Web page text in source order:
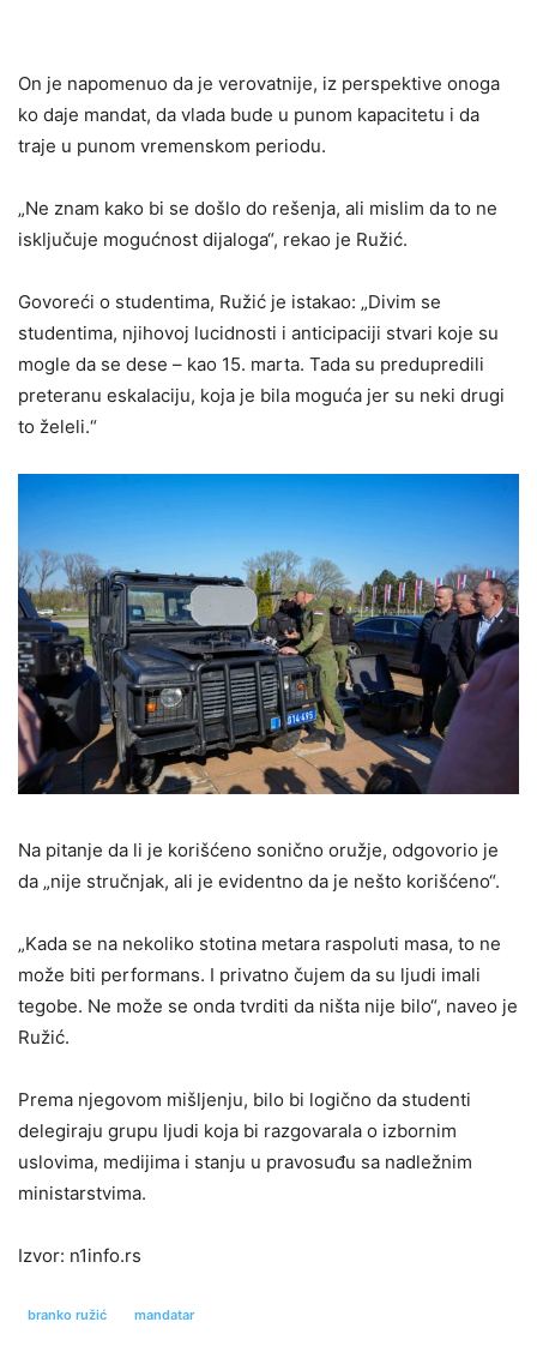
On je napomenuo da je verovatnije, iz perspektive onoga
ko daje mandat, da vlada bude u punom kapacitetu i da
traje u punom vremenskom periodu.
„Ne znam kako bi se došlo do rešenja, ali mislim da to ne
isključuje mogućnost dijaloga“, rekao je Ružić.
Govoreći o studentima, Ružić je istakao: „Divim se
studentima, njihovoj lucidnosti i anticipaciji stvari koje su
mogle da se dese – kao 15. marta. Tada su predupredili
preteranu eskalaciju, koja je bila moguća jer su neki drugi
to želeli.“
Na pitanje da li je korišćeno sonično oružje, odgovorio je
da „nije stručnjak, ali je evidentno da je nešto korišćeno“.
„Kada se na nekoliko stotina metara raspoluti masa, to ne
može biti performans. I privatno čujem da su ljudi imali
tegobe. Ne može se onda tvrditi da ništa nije bilo“, naveo je
Ružić.
Prema njegovom mišljenju, bilo bi logično da studenti
delegiraju grupu ljudi koja bi razgovarala o izbornim
uslovima, medijima i stanju u pravosuđu sa nadležnim
ministarstvima.
Izvor: n1info.rs
branko ružić mandatar